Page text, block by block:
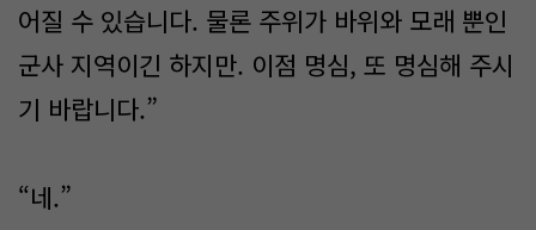
어질 수 있습니다. 물론 주위가 바위와 모래 뿐인
군사 지역이긴 하지만. 이점 명심, 또 명심해 주시
기 바랍니다.”
“네.”